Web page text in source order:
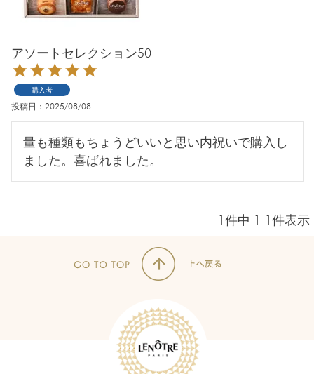
アソートセレクション50
購入者
投稿日 2025/08/08
量も種類もちょうどいいと思い内祝いで購入し
ました。喜ばれました。
1件中 1 -1件表示